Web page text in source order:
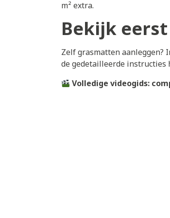
m² extra.
Bekijk
Zelf grasmatten aanleggen?
de gedetailleerde instructies
Volledige videogids: